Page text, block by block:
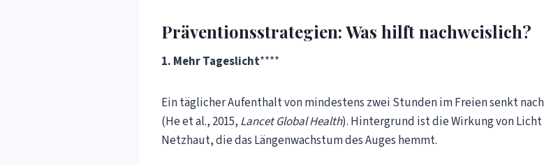
Präventionsstrategien: Was hilft nachweislich?
1. Mehr Tageslicht****
Ein täglicher Aufenthalt von mindestens zwei Stunden im Freien senkt
(He et al., 2015, Lancet Global Health). Hintergrund ist die Wirkung von
Netzhaut, die das Längenwachstum des Auges hemmt.